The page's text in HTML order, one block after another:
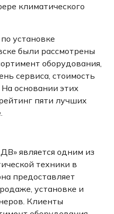
климатического
установке
были рассмотрены
оборудования,
сервиса, стоимость
На основании этих
пяти лучших
является одним из
техники в
предоставляет
установке и
Клиенты